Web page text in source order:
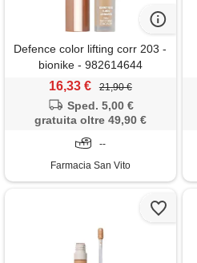
Defence color lifting corr 203 -
bionike - 982614644
16,33 € 21,90 €
Sped. 5,00 €
gratuita oltre 49,90 €
--
Farmacia San Vito